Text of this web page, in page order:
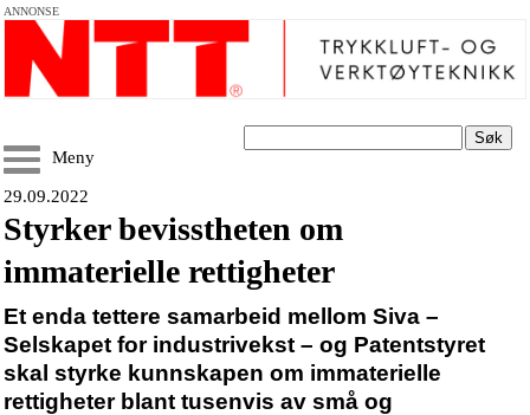
ANNONSE
Søk
Meny
29.09.2022
Styrker bevisstheten om
immaterielle rettigheter
Et enda tettere samarbeid mellom Siva –
Selskapet for industrivekst – og Patentstyret
skal styrke kunnskapen om immaterielle
rettigheter blant tusenvis av små og